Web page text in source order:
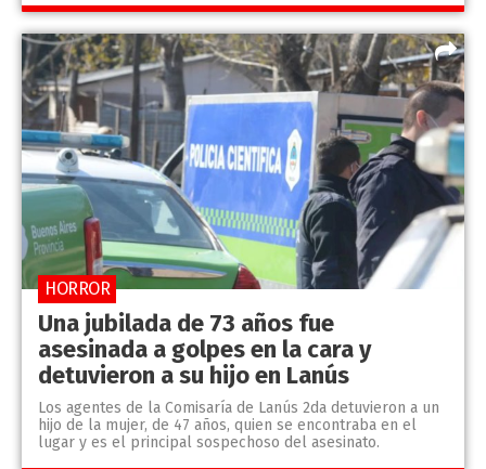
Una jubilada de 73 años fue
asesinada a golpes en la cara y
detuvieron a su hijo en Lanús
Los agentes de la Comisaría de Lanús 2da detuvieron a un
hijo de la mujer, de 47 años, quien se encontraba en el
lugar y es el principal sospechoso del asesinato.
HORROR